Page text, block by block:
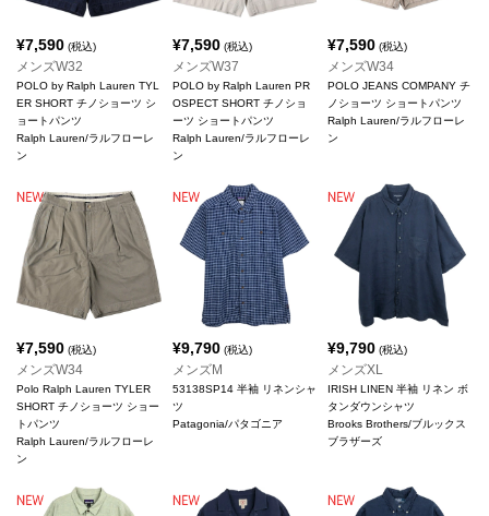
¥7,590 (税込)
メンズW32
POLO by Ralph Lauren TYL
ER SHORT チノショーツ シ
ョートパンツ
Ralph Lauren/ラルフローレ
ン
¥7,590(税込)
メンズW37
POLO by Ralph Lauren PR
OSPECT SHORT チノショ
ーツ ショートパンツ
Ralph Lauren/ラルフローレ
ン
¥7,590 (税込)
メンズW34
POLO JEANS COMPANY チ
ノショーツ ショートパンツ
Ralph Lauren/ラルフローレ
ン
¥7,590 (税込)
メンズW34
Polo Ralph Lauren TYLER
SHORT チノショーツ ショー
トパンツ
Ralph Lauren/ラルフローレ
ン
¥9,790(税込)
メンズM
53138SP14 半袖 リネンシャ
ツ
Patagonia/パタゴニア
¥9,790 (税込)
メンズXL
IRISH LINEN 半袖 リネン ボ
タンダウンシャツ
Brooks Brothers/ブルックス
ブラザーズ